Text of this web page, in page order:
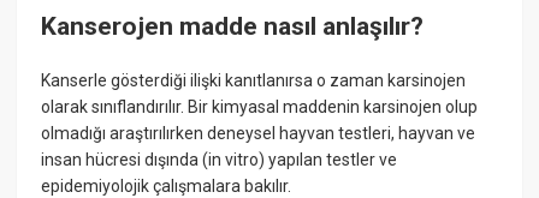
Kanserojen madde nasıl anlaşılır?
Kanserle gösterdiği ilişki kanıtlanırsa o zaman karsinojen
olarak sınıflandırılır. Bir kimyasal maddenin karsinojen olup
olmadığı araştırılırken deneysel hayvan testleri, hayvan ve
insan hücresi dışında (in vitro) yapılan testler ve
epidemiyolojik çalışmalara bakılır.